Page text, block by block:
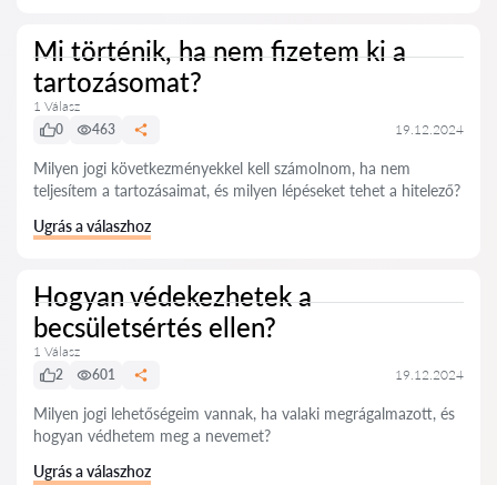
Mi történik, ha nem fizetem ki a
tartozásomat?
1 Válasz
0
463 19.12.2024
Milyen jogi következményekkel kell számolnom, ha nem
teljesítem a tartozásaimat, és milyen lépéseket tehet a hitelező?
Ugrás a válaszhoz
Hogyan védekezhetek a
becsületsértés ellen?
1 Válasz
2
601 19.12.2024
Milyen jogi lehetőségeim vannak, ha valaki megrágalmazott, és
hogyan védhetem meg a nevemet?
Ugrás a válaszhoz